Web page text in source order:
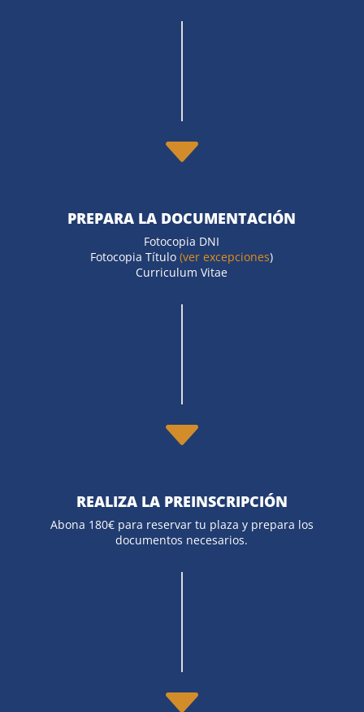
C
PREPARA LA DOCUMENTACIÓN
Fotocopia DNI
Fotocopia Título(ver excepciones)
Curriculum Vitae
C
REALIZA LA PREINSCRIPCIÓN
Abona 180€ para reservar tu plaza y prepara los
documentos necesarios.